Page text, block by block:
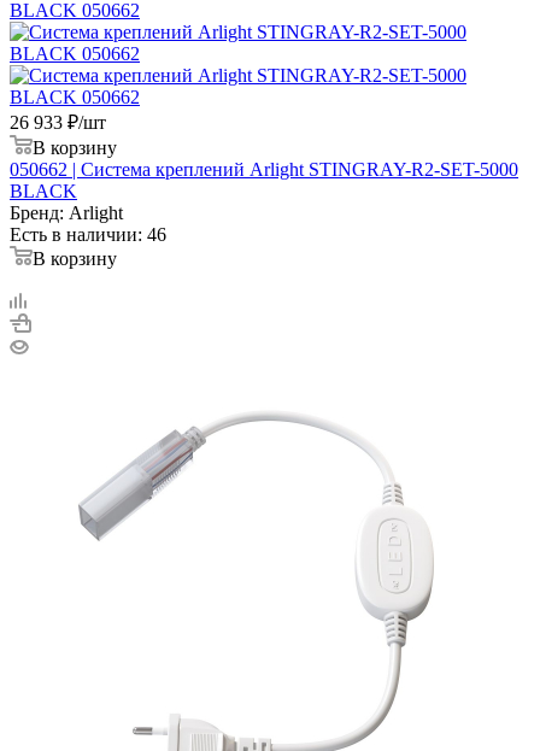
26 933 ₽/шт
В корзину
050662 | Система креплений Arlight STINGRAY-R2-SET-5000
BLACK
Бренд: Arlight
Есть в наличии: 46
В корзину